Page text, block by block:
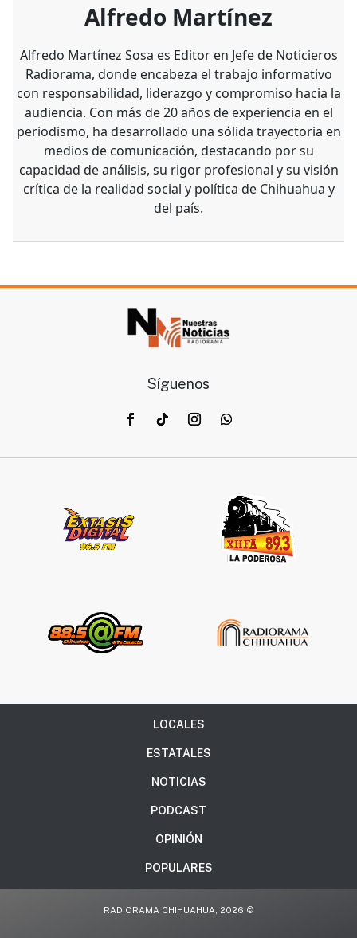
Alfredo Martínez
Alfredo Martínez Sosa es Editor en Jefe de Noticieros
Radiorama, donde encabeza el trabajo informativo
con responsabilidad, liderazgo y compromiso hacia la
audiencia. Con más de 20 años de experiencia en el
periodismo, ha desarrollado una sólida trayectoria en
medios de comunicación, destacando por su
capacidad de análisis, su rigor profesional y su visión
crítica de la realidad social y política de Chihuahua y
del país.
Síguenos
LOCALES
ESTATALES
NOTICIAS
PODCAST
OPINIÓN
POPULARES
RADIORAMA CHIHUAHUA, 2026 ©